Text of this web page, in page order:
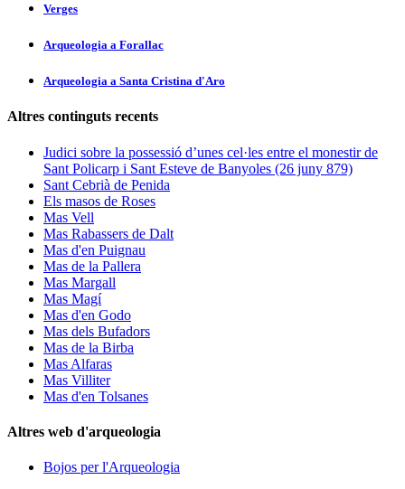
Verges
Arqueologia a Forallac
Arqueologia a Santa Cristina d'Aro
Altres continguts recents
Judici sobre la possessió d’unes cel·les entre el monestir de
Sant Policarp i Sant Esteve de Banyoles (26 juny 879)
Sant Cebrià de Penida
Els masos de Roses
Mas Vell
Mas Rabassers de Dalt
Mas d'en Puignau
Mas de la Pallera
Mas Margall
Mas Magí
Mas d'en Godo
Mas dels Bufadors
Mas de la Birba
Mas Alfaras
Mas Villiter
Mas d'en Tolsanes
Altres web d'arqueologia
Bojos per l'Arqueologia